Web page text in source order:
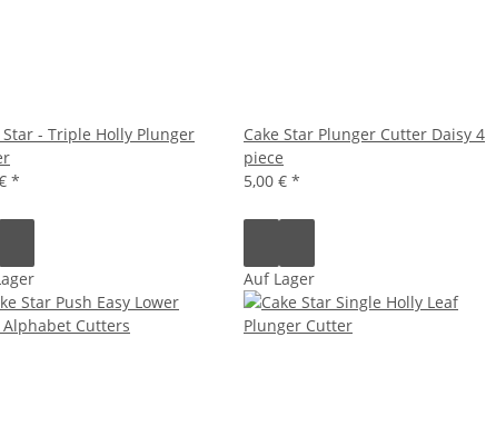
Star - Triple Holly Plunger
*
Cake Star Plunger Cutter Daisy 4
piece
5,00 € *
Auf Lager